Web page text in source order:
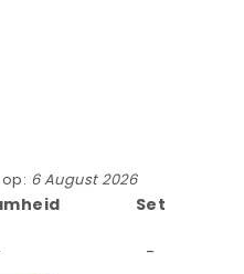
6 August 2026
Set
-